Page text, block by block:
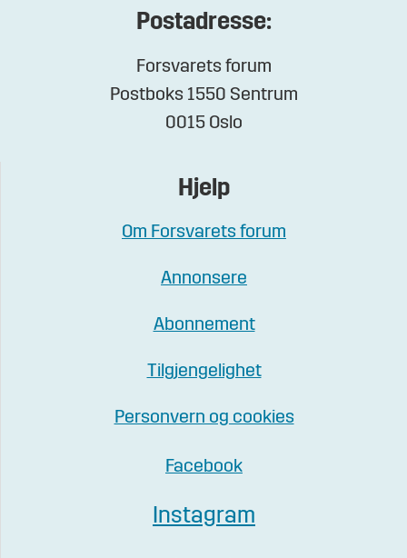
Postadresse:
Forsvarets forum
Postboks 1550 Sentrum
0015 Oslo
Hjelp
Om Forsvarets forum
Annonsere
Abonnement
Tilgjengelighet
Personvern og cookies
Facebook
Instagram